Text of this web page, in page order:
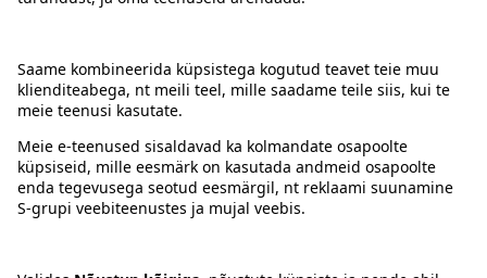
Juhised
Tingimused